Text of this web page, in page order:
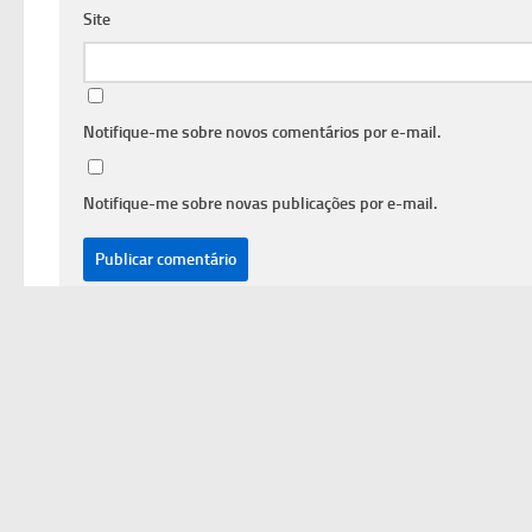
Site
Notifique-me sobre novos comentários por e-mail.
Notifique-me sobre novas publicações por e-mail.